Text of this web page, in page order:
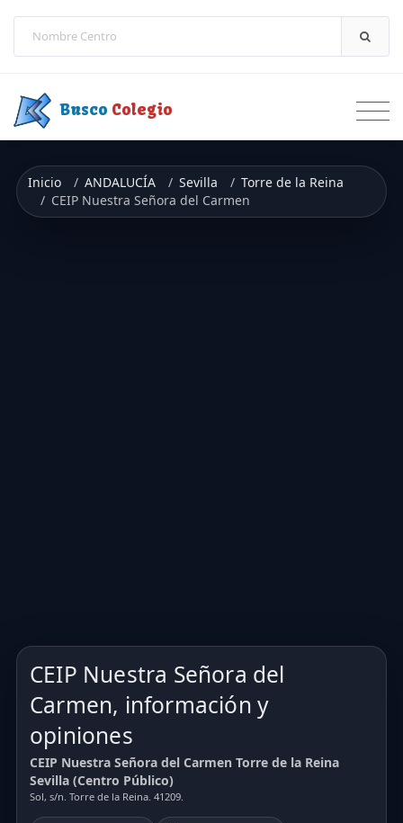
Busco Colegio
Inicio ANDALUCÍA Sevilla
Torre de la Reina
CEIP Nuestra Señora del Carmen
CEIP Nuestra Señora del
Carmen, información y
opiniones
CEIP Nuestra Señora del Carmen Torre de la Reina
Sevilla (Centro Público)
Sol, s/n. Torre de la Reina. 41209.